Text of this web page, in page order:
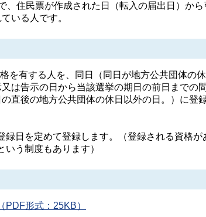
住民票が作成された日（転入の届出日）から
いる人です。
を有する人を、同日（同日が地方公共団体の休
は告示の日から当該選挙の期日の前日までの
直後の地方公共団体の休日以外の日。）に登
日を定めて登録します。（登録される資格が
う制度もあります）
形式：25KB）